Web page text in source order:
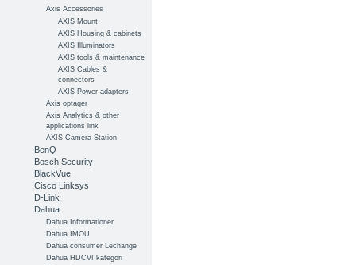
Axis Accessories
AXIS Mount
AXIS Housing & cabinets
AXIS Illuminators
AXIS tools & maintenance
AXIS Cables &
connectors
AXIS Power adapters
Axis optager
Axis Analytics & other
applications link
AXIS Camera Station
BenQ
Bosch Security
BlackVue
Cisco Linksys
D-Link
Dahua
Dahua Informationer
Dahua IMOU
Dahua consumer Lechange
Dahua HDCVI kategori